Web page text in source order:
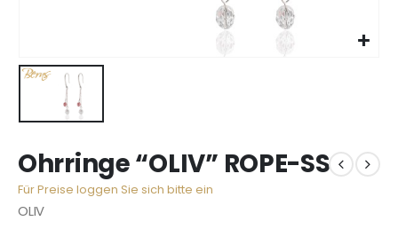
Ohrringe “OLIV” ROPE-SS
Für Preise loggen Sie sich bitte ein
OLIV